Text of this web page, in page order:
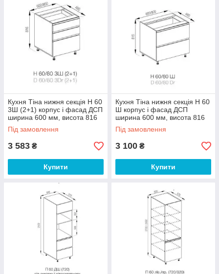
Кухня Тіна нижня секція Н 60
3Ш (2+1) корпус і фасад ДСП
ширина 600 мм, висота 816
мм (Світ Меблів ТМ)
Під замовлення
3 583 ₴
Купити
Кухня Тіна нижня секція Н 60
Ш корпус і фасад ДСП
ширина 600 мм, висота 816
мм (Світ Меблів ТМ)
Під замовлення
3 100 ₴
Купити